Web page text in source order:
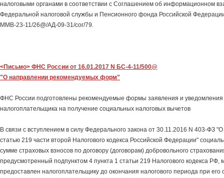
налоговыми органами в соответствии с Соглашением об информационном
Федеральной налоговой службы и Пенсионного фонда Российской
ММВ-23-11/26@/АД-09-31/сог/79.
<Письмо> ФНС России от 16.01.2017 N БС-4-11/500@
"О направлении рекомендуемых форм"
ФНС России подготовлены рекомендуемые формы заявления и
налогоплательщика на получение социальных налоговых вычетов
В связи с вступлением в силу Федерального закона от 30.11.2016 N 403-ФЗ
статью 219 части второй Налогового кодекса Российской Федерации"
сумме страховых взносов по договору (договорам) добровольного
предусмотренный подпунктом 4 пункта 1 статьи 219 Налогового кодекса РФ,
предоставлен налогоплательщику до окончания налогового периода при